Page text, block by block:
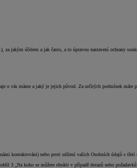
účelem a jak často, a to úpravou nastavení ochrany
o vás máme a jaký je jejich původ. Za určitých podmínek máte
kontaktováni) nebo proti sdílení vašich Osobních údajů s třetí
3 „Na koho se můžete obrátit v případě dotazů nebo